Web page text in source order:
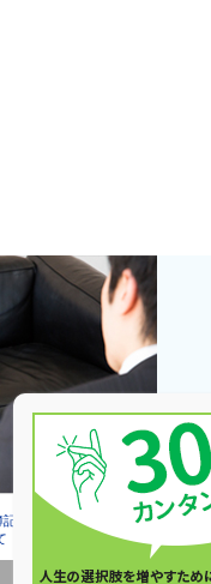
記検定合格 求人